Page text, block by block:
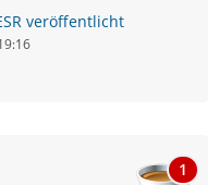
veröffentlicht
1